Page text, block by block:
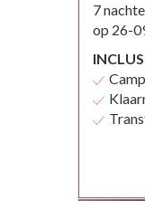
7
op 26-